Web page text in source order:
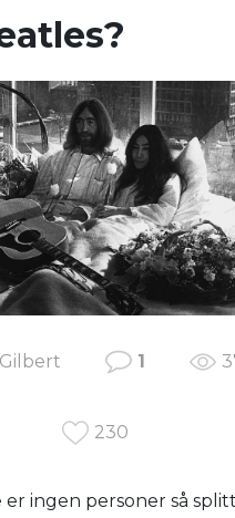
1
230
er ingen personer så